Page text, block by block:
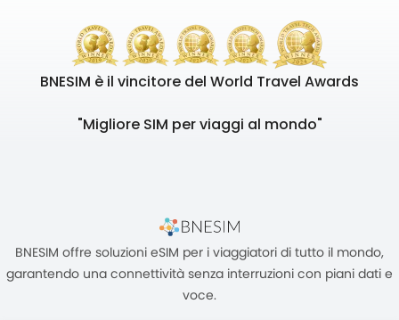
BNESIM è il vincitore del World Travel Awards
"Migliore SIM per viaggi al mondo"
BNESIM offre soluzioni eSIM per i viaggiatori di tutto il mondo,
garantendo una connettività senza interruzioni con piani dati e
voce.